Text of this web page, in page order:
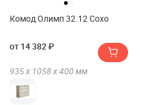
Комод Олимп 32.12 Сохо
от 14 382 ₽
935 х 1058 х400 мм